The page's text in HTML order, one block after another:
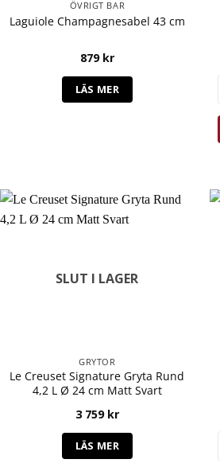
ÖVRIGT BAR
Laguiole Champagnesabel 43 cm
879 kr
LÄS MER
SLUT I LAGER
GRYTOR
Le Creuset Signature Gryta Rund
4,2 L Ø 24 cm Matt Svart
3 759 kr
LÄS MER